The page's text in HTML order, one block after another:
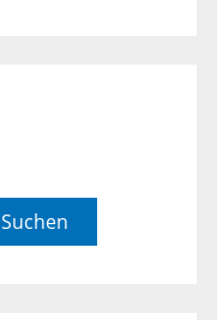
Suchen